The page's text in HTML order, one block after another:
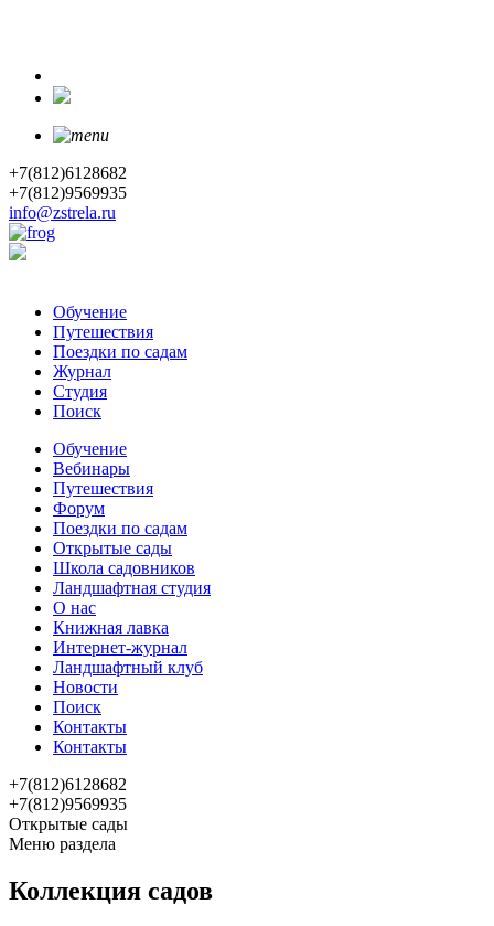
+7(812)6128682
+7(812)9569935
info@zstrela.ru
Обучение
Путешествия
Поездки по садам
Журнал
Студия
Поиск
Обучение
Вебинары
Путешествия
Форум
Поездки по садам
Открытые сады
Школа садовников
Ландшафтная студия
О нас
Книжная лавка
Интернет-журнал
Ландшафтный клуб
Новости
Поиск
Контакты
Контакты
+7(812)6128682
+7(812)9569935
Открытые сады
Меню раздела
Коллекция садов